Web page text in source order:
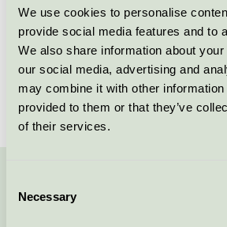
We use cookies to personalise
provide social media features and to
We also share information about
our social media, advertising and
may combine it with other information
provided to them or that they’ve
of their services.
Selection
Necessary
Tenzoid 6 Swan
Svanen / Iduna /
avkalkningseffekt
Kontakta oss på